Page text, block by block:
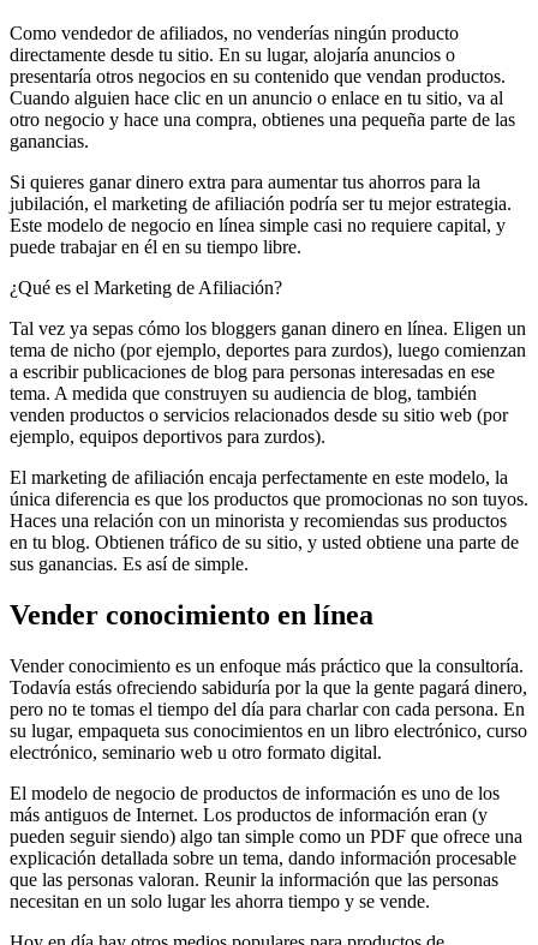
Como vendedor de afiliados, no venderías ningún producto
directamente desde tu sitio. En su lugar, alojaría anuncios o
presentaría otros negocios en su contenido que vendan productos.
Cuando alguien hace clic en un anuncio o enlace en tu sitio, va al
otro negocio y hace una compra, obtienes una pequeña parte de las
ganancias.
Si quieres ganar dinero extra para aumentar tus ahorros para la
jubilación, el marketing de afiliación podría ser tu mejor estrategia.
Este modelo de negocio en línea simple casi no requiere capital, y
puede trabajar en él en su tiempo libre.
¿Qué es el Marketing de Afiliación?
Tal vez ya sepas cómo los bloggers ganan dinero en línea. Eligen un
tema de nicho (por ejemplo, deportes para zurdos), luego comienzan
a escribir publicaciones de blog para personas interesadas en ese
tema. A medida que construyen su audiencia de blog, también
venden productos o servicios relacionados desde su sitio web (por
ejemplo, equipos deportivos para zurdos).
El marketing de afiliación encaja perfectamente en este modelo, la
única diferencia es que los productos que promocionas no son tuyos.
Haces una relación con un minorista y recomiendas sus productos
en tu blog. Obtienen tráfico de su sitio, y usted obtiene una parte de
sus ganancias. Es así de simple.
Vender conocimiento en línea
Vender conocimiento es un enfoque más práctico que la consultoría.
Todavía estás ofreciendo sabiduría por la que la gente pagará dinero,
pero no te tomas el tiempo del día para charlar con cada persona. En
su lugar, empaqueta sus conocimientos en un libro electrónico, curso
electrónico, seminario web u otro formato digital.
El modelo de negocio de productos de información es uno de los
más antiguos de Internet. Los productos de información eran (y
pueden seguir siendo) algo tan simple como un PDF que ofrece una
explicación detallada sobre un tema, dando información procesable
que las personas valoran. Reunir la información que las personas
necesitan en un solo lugar les ahorra tiempo y se vende.